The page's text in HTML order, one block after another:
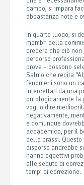
campo, si impara
abbastanza note e
In quarto luogo, si
membri della
credere che ciò
percorso
prove – possono
Salmo che recita
fenomeni sono un
intercettati da una
ontologicamente la
voglio dire
negativamente,
e comunque
accademico, per il
della prassi. Questo
discorso andrebbe
hanno oggettivi
alle sedute di
tempi di correzione.